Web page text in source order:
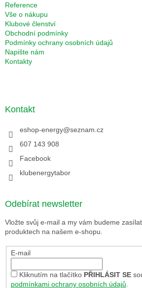
Reference
Vše o nákupu
Klubové členství
Obchodní podmínky
Podmínky ochrany osobních údajů
Napište nám
Kontakty
Kontakt
eshop-energy@seznam.cz
607 143 908
Facebook
klubenergytabor
Odebírat newsletter
Vložte svůj e-mail a my vám budeme
produktech na našem e-shopu.
E-mail
Kliknutím na tlačítko PŘIHLÁSIT SE
podmínkami ochrany osobních údajů.